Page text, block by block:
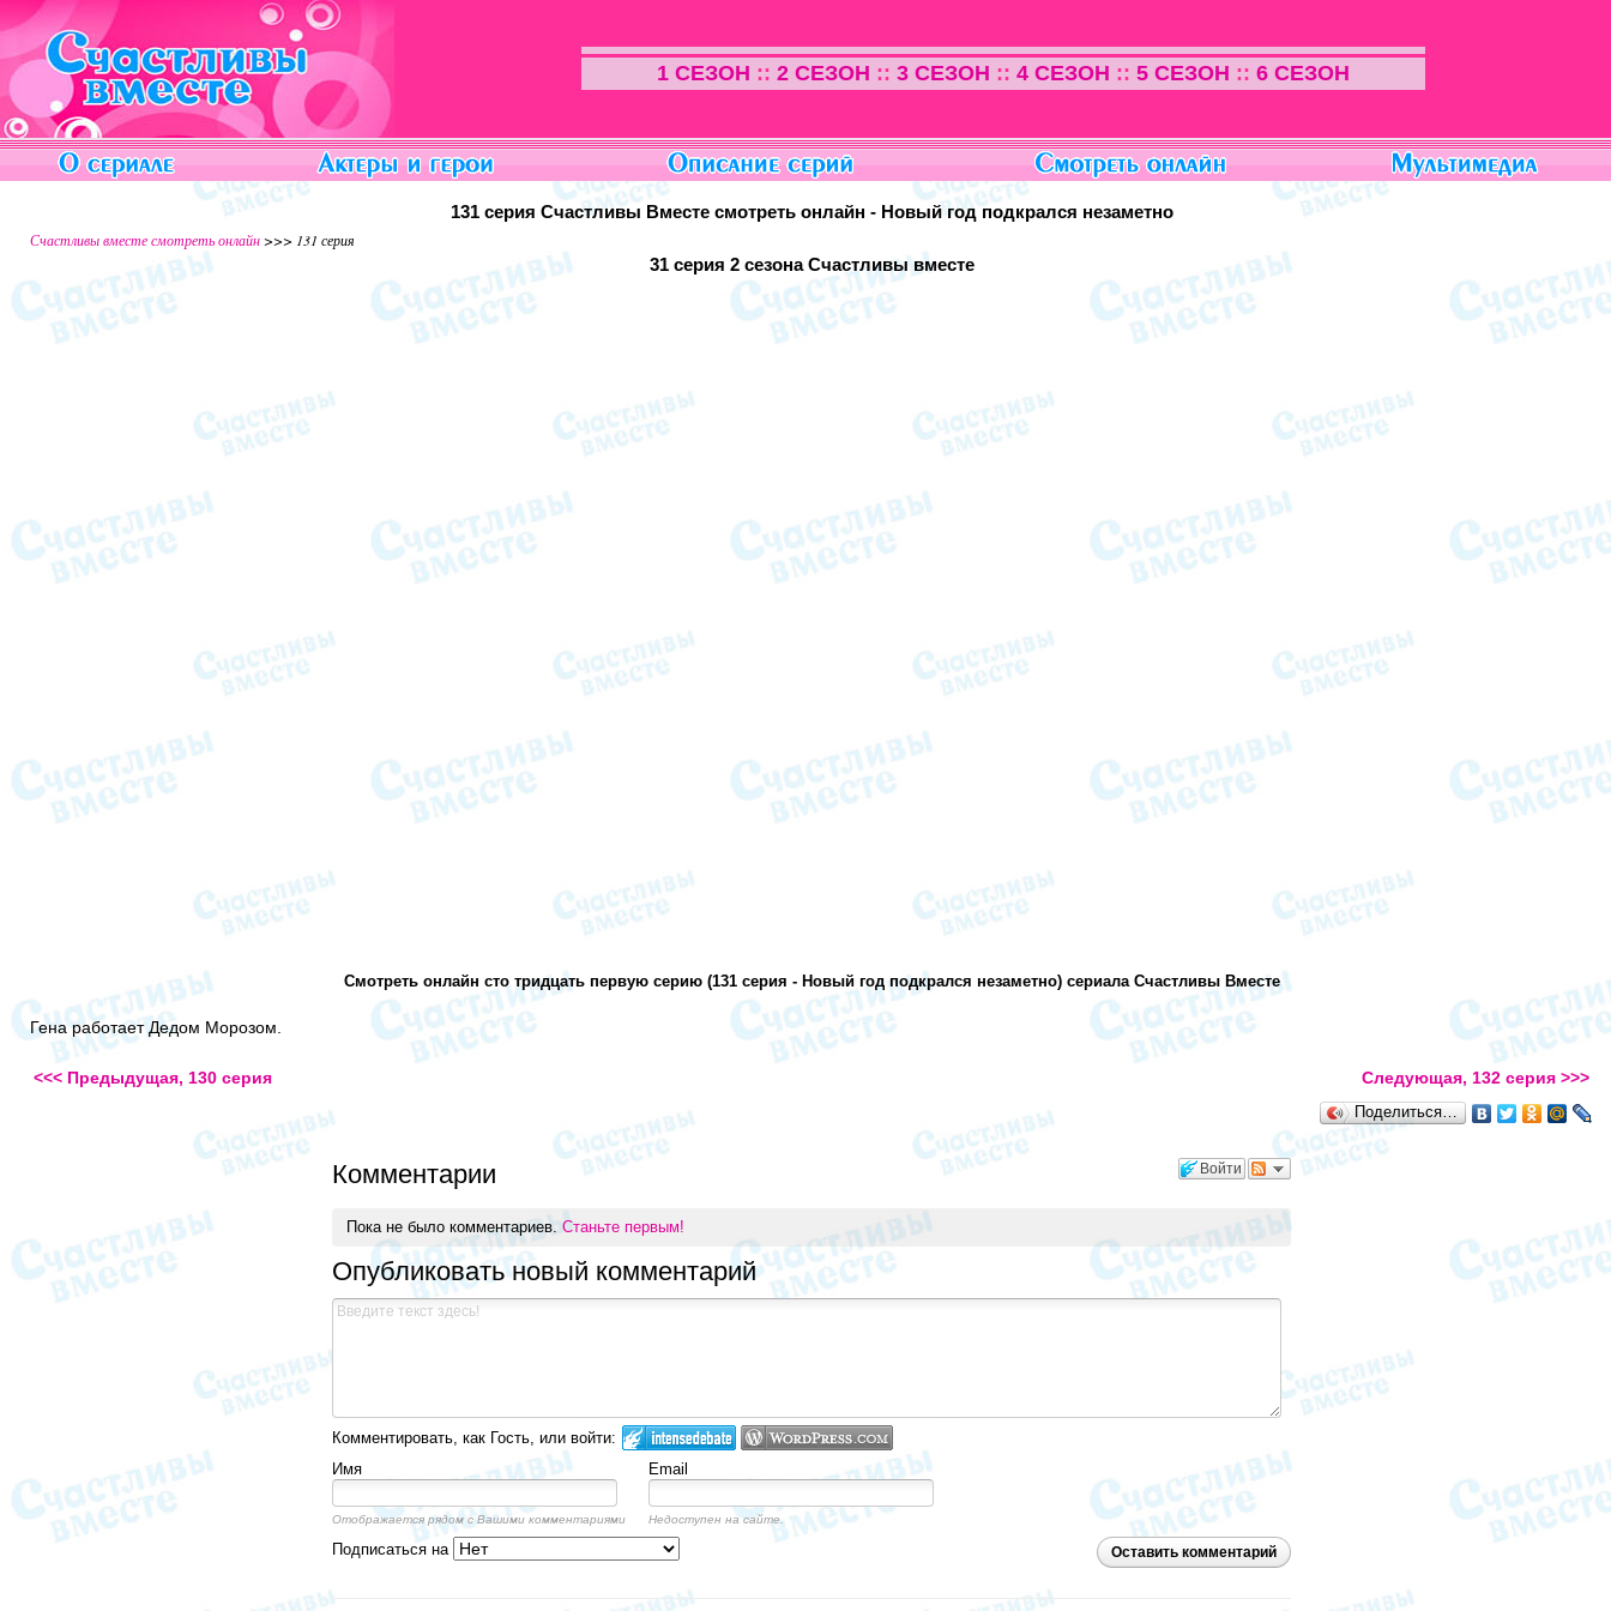
1 СЕЗОН :: 2 СЕЗОН :: 3 СЕЗОН :: 4 СЕЗОН :: 5 СЕЗОН :: 6 СЕЗОН
131 серия Счастливы Вместе смотреть онлайн - Новый год подкрался незаметно
Счастливы вместе смотреть онлайн>>> 131 серия
31 серия 2 сезона Счастливы вместе
Смотреть онлайн сто тридцать первую серию (131 серия - Новый год подкрался незаметно) сериала Счастливы Вместе
Гена работает Дедом Морозом.
<<< Предыдущая, 130 серия Следующая, 132 серия >>>
Поделиться…
Войти
Комментарии
Пока не было комментариев. Станьте первым!
Опубликовать новый комментарий
Комментировать, как Гость, или войти:
Имя
Email
Отображается рядом с Вашими комментариями Недоступен на сайте.
Оставить комментарий
Подписаться на